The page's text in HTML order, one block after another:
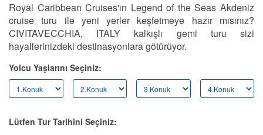
Royal Caribbean Cruises'ın Legend of the Seas Akdeniz
cruise turu ile yeni yerler keşfetmeye hazır mısınız?
CIVITAVECCHIA, ITALY kalkışlı gemi turu sizi
hayallerinizdeki destinasyonlara götürüyor.
Yolcu Yaşlarını Seçiniz:
Lütfen Tur Tarihini Seçiniz: